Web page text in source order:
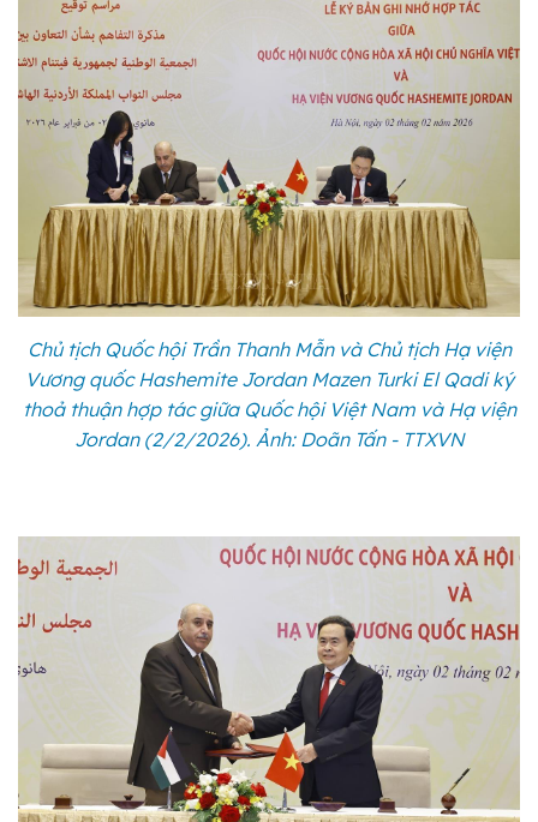
Chủ tịch Quốc hội Trần Thanh Mẫn và Chủ tịch Hạ viện
Vương quốc Hashemite Jordan Mazen Turki El Qadi ký
thoả thuận hợp tác giữa Quốc hội Việt Nam và Hạ viện
Jordan (2/2/2026). Ảnh: Doãn Tấn - TTXVN